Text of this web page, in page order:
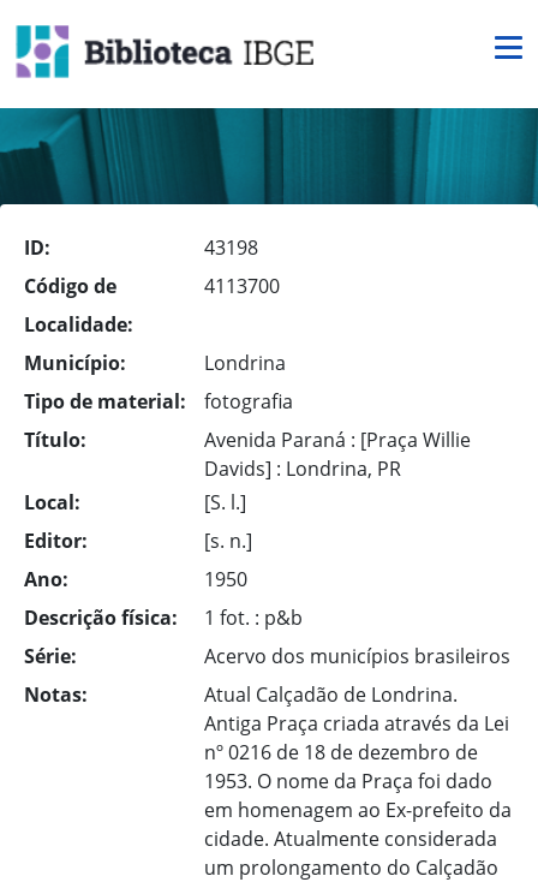
ID:
43198
Código de
Localidade:
4113700
Município:
Londrina
Tipo de material:
fotografia
Título:
Avenida Paraná : [Praça Willie
Davids] : Londrina, PR
Local:
[S. l.]
Editor:
[s. n.]
Ano:
1950
Descrição física:
1 fot. : p&b
Série:
Acervo dos municípios brasileiros
Notas:
Atual Calçadão de Londrina.
Antiga Praça criada através da Lei
nº 0216 de 18 de dezembro de
1953. O nome da Praça foi dado
em homenagem ao Ex-prefeito da
cidade. Atualmente considerada
um prolongamento do Calçadão